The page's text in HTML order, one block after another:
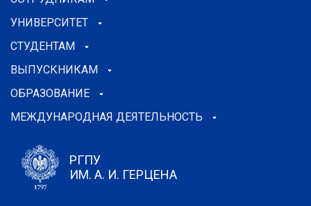
УНИВЕРСИТЕТ
СТУДЕНТАМ
ВЫПУСКНИКАМ
ОБРАЗОВАНИЕ
МЕЖДУНАРОДНАЯ ДЕЯТЕЛЬНОСТЬ
РГПУ
ИМ. А. И. ГЕРЦЕНА